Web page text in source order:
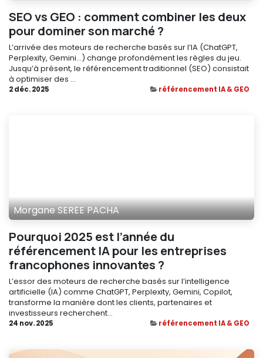
SEO vs GEO : comment combiner les deux
pour dominer son marché ?
L’arrivée des moteurs de recherche basés sur l’IA (ChatGPT,
Perplexity, Gemini…) change profondément les règles du jeu.
Jusqu’à présent, le référencement traditionnel (SEO) consistait
à optimiser des ...
2 déc. 2025 référencement IA & GEO
Morgane SEREE PACHA
Pourquoi 2025 est l’année du
référencement IA pour les entreprises
francophones innovantes ?
L’essor des moteurs de recherche basés sur l’intelligence
artificielle (IA) comme ChatGPT, Perplexity, Gemini, Copilot,
transforme la manière dont les clients, partenaires et
investisseurs recherchent...
24 nov. 2025 référencement IA & GEO